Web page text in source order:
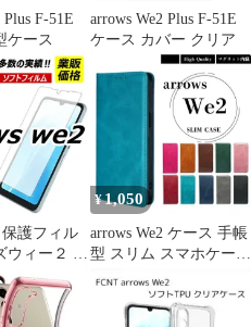
Plus F-51E
ケース
arrows We2 Plus F-51E
ケース カバー クリア
保護フィル
ウィー２ ハ
フィルム
¥1,050
arrows We2 ケース 手帳
型 スリム スマホケース
スマホカバー シンプル
カード 手帳 カバー マ
グネット アローズ 丈夫